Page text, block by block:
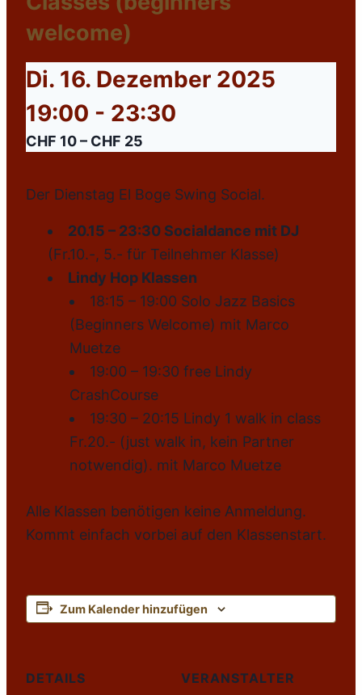
welcome)
Di. 16. Dezember 2025
19:00 - 23:30
CHF 10 – CHF 25
Der Dienstag El Boge Swing Social.
20.15 – 23:30 Socialdance mit DJ
(Fr.10.-, 5.- für Teilnehmer Klasse)
Lindy Hop Klassen
18:15 – 19:00 Solo Jazz Basics
(Beginners Welcome) mit Marco
Muetze
19:00 – 19:30 free Lindy
CrashCourse
19:30 – 20:15 Lindy 1 walk in class
Fr.20.- (just walk in, kein Partner
notwendig). mit Marco Muetze
Alle Klassen benötigen keine Anmeldung.
Kommt einfach vorbei auf den Klassenstart.
Zum Kalender hinzufügen
DETAILS
VERANSTALTER